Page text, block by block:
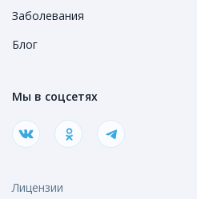
Заболевания
Блог
Мы в соцсетях
Лицензии